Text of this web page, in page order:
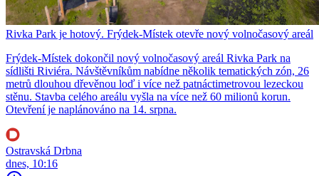
Rivka Park je hotový. Frýdek-Místek otevře nový volnočasový areál
Frýdek-Místek dokončil nový volnočasový areál Rivka Park na
sídlišti Riviéra. Návštěvníkům nabídne několik tematických zón, 26
metrů dlouhou dřevěnou loď i více než patnáctimetrovou lezeckou
stěnu. Stavba celého areálu vyšla na více než 60 milionů korun.
Otevření je naplánováno na 14. srpna.
Ostravská Drbna
dnes, 10:16